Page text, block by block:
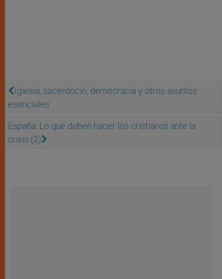
Iglesia, sacerdocio, democracia y otros asuntos
esenciales
España: Lo que deben hacer los cristianos ante la
crisis (2)